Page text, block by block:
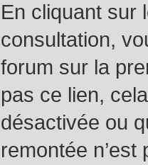
En cliquant sur
consultation,
forum sur la
pas ce lien,
désactivée ou
remontée